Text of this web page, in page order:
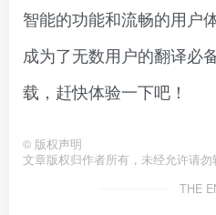
智能的功能和流畅的用户
成为了无数用户的翻译必
载，赶快体验一下吧！
© 版权声明
文章版权归作者所有，未经允许请勿
THE